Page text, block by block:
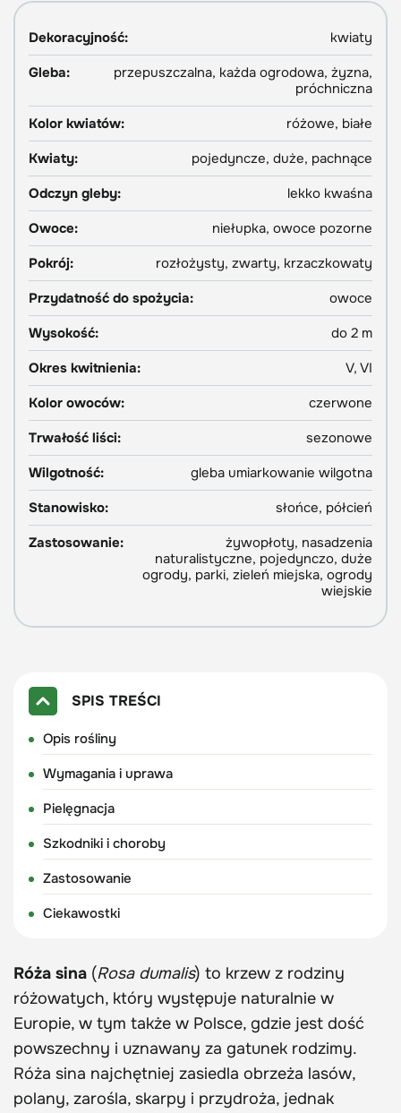
Dekoracyjność:
kwiaty
Gleba:
przepuszczalna, każda ogrodowa, żyzna,
próchniczna
Kolor kwiatów:
różowe, białe
Kwiaty:
pojedyncze, duże, pachnące
Odczyn gleby:
lekko kwaśna
Owoce:
niełupka, owoce pozorne
Pokrój:
rozłożysty, zwarty, krzaczkowaty
Przydatność do spożycia:
owoce
Wysokość:
do 2 m
Okres kwitnienia:
V, VI
Kolor owoców:
czerwone
Trwałość liści:
sezonowe
Wilgotność:
gleba umiarkowanie wilgotna
Stanowisko:
słońce, półcień
Zastosowanie:
żywopłoty, nasadzenia
naturalistyczne, pojedynczo, duże
ogrody, parki, zieleń miejska, ogrody
wiejskie
SPIS TREŚCI
Opis rośliny
Wymagania i uprawa
Pielęgnacja
Szkodniki i choroby
Zastosowanie
Ciekawostki
Róża sina (Rosa dumalis) to krzew z rodziny
różowatych, który występuje naturalnie w
Europie, w tym także w Polsce, gdzie jest dość
powszechny i uznawany za gatunek rodzimy.
Róża sina najchętniej zasiedla obrzeża lasów,
polany, zarośla, skarpy i przydroża, jednak